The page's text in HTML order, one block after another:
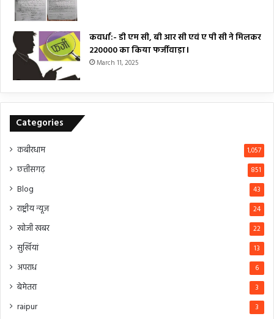
कवर्धा:- डी एम सी, बी आर सी एवं ए पी सी ने मिलकर
₹220000 का किया फर्जीवाड़ा।
March 11, 2025
Categories
कबीरधाम 1,057
छत्तीसगढ़ 851
Blog 43
राष्ट्रीय न्यूज 24
खोजी खबर 22
सुर्खियां 13
अपराध 6
बेमेतरा 3
raipur 3